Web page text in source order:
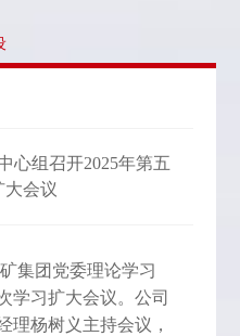
心组召开2025年第五
大会议
集团党委理论学习
学习扩大会议。公司
理杨树义主持会议，